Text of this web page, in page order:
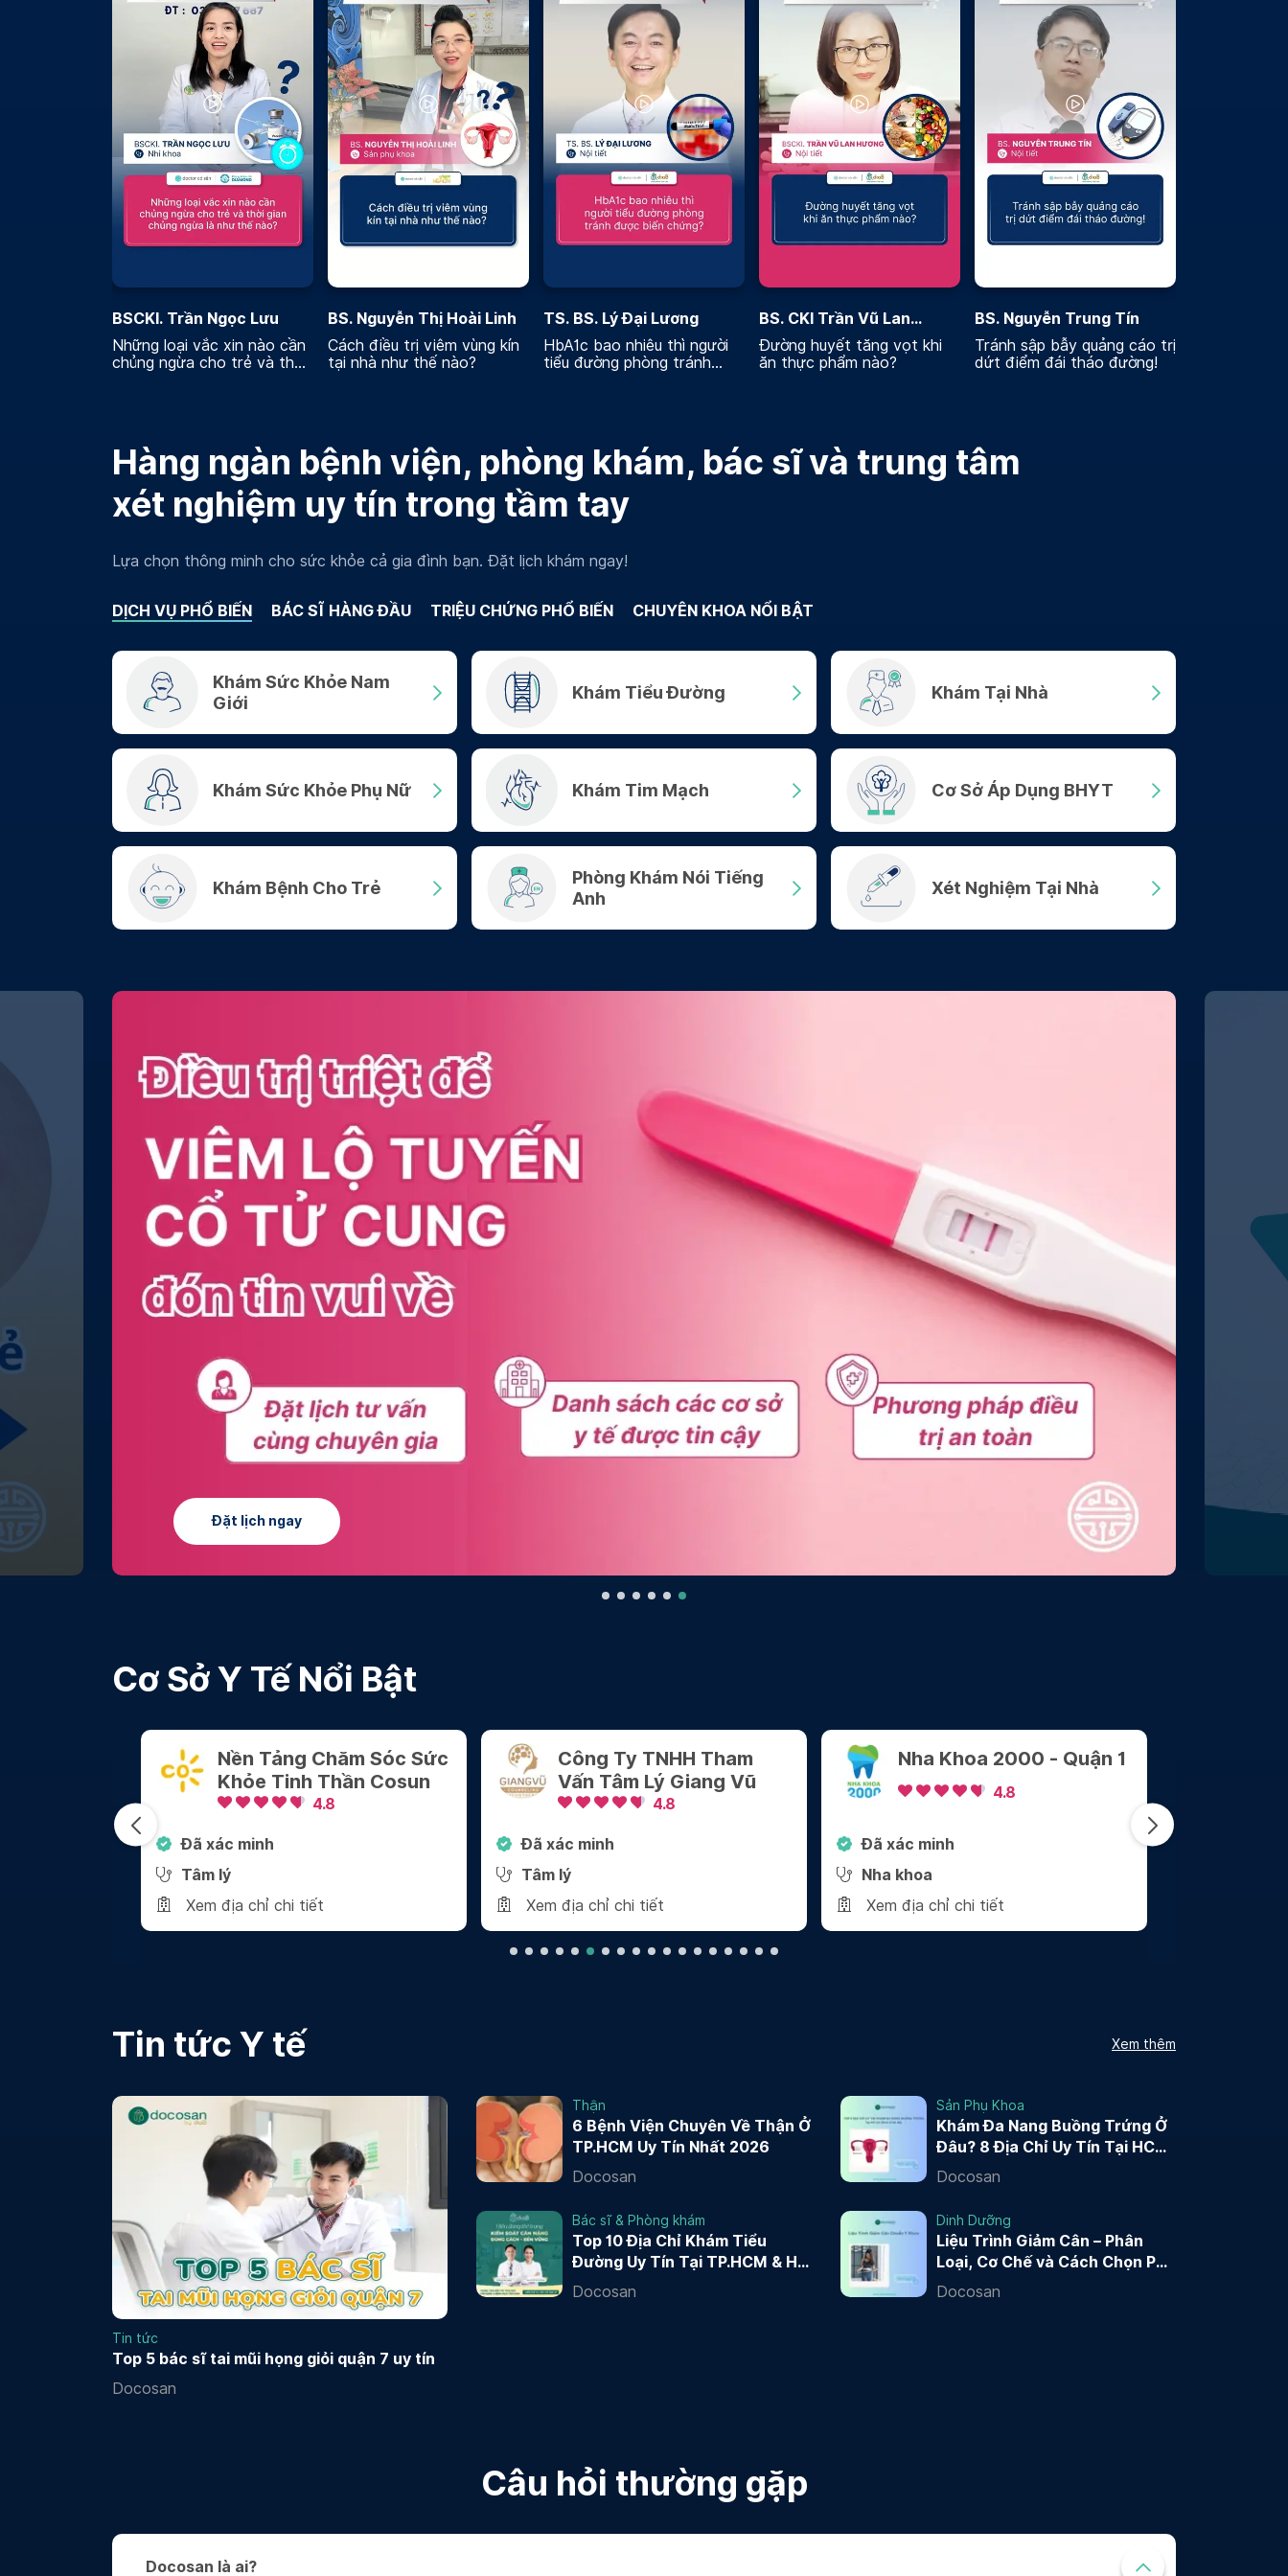
BSCKI. Trần Ngọc Lưu
Những loại vắc xin nào cần
chủng ngừa cho trẻ và thời
BS. Nguyễn Thị Hoài Linh
Cách điều trị viêm vùng kín
tại nhà như thế nào?
TS. BS. Lý Đại Lương
HbA1c bao nhiêu thì người
tiểu đường phòng tránh
BS. CKI Trần Vũ Lan
Hương
Đường huyết tăng vọt khi
ăn thực phẩm nào?
BS. Nguyễn Trung Tín
Tránh sập bẫy quảng cáo trị
dứt điểm đái tháo đường!
Hàng ngàn bệnh viện, phòng khám, bác sĩ và trung tâm
xét nghiệm uy tín trong tầm tay
Lựa chọn thông minh cho sức khỏe cả gia đình bạn. Đặt lịch khám ngay!
DỊCH VỤ PHỔ BIẾN BÁC SĨ HÀNG ĐẦU TRIỆU CHỨNG PHỔ BIẾN CHUYÊN KHOA NỔI BẬT
Khám Sức Khỏe Nam
Giới
Khám Tiểu Đường Khám Tại Nhà
Khám Sức Khỏe Phụ Nữ Khám Tim Mạch Cơ Sở Áp Dụng BHYT
Khám Bệnh Cho Trẻ
Phòng Khám Nói Tiếng
Anh
Xét Nghiệm Tại Nhà
Tìm hiểu thêm
Cơ Sở Y Tế Nổi Bật
Công Ty TNHH Tham
Vấn Tâm Lý Giang Vũ
4.8
Đã xác minh
Tâm lý
Xem địa chỉ chi tiết
Nha Khoa 2000 - Quận 1
4.8
Đã xác minh
Nha khoa
Xem địa chỉ chi tiết
Nha Khoa Sài Gòn
Center
4.9
Đã xác minh
Nha khoa
Xem địa chỉ chi tiết
Tin tức Y tế Xem thêm
Tin tức
Top 5 bác sĩ tai mũi họng giỏi quận 7 uy tín
Docosan
Thận
6 Bệnh Viện Chuyên Về Thận Ở
TP.HCM Uy Tín Nhất 2026
Docosan
Sản Phụ Khoa
Khám Đa Nang Buồng Trứng Ở
Đâu? 8 Địa Chỉ Uy Tín Tại HCM
và Hà Nội 2026
Docosan
Bác sĩ & Phòng khám
Top 10 Địa Chỉ Khám Tiểu
Đường Uy Tín Tại TP.HCM & Hà
Nội 2026
Docosan
Dinh Dưỡng
Liệu Trình Giảm Cân – Phân
Loại, Cơ Chế và Cách Chọn Phù
Hợp
Docosan
Câu hỏi thường gặp
Docosan là ai?